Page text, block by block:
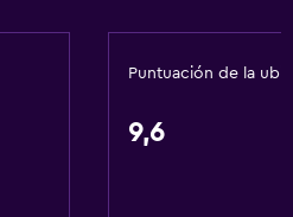
Puntuación de la
9,6